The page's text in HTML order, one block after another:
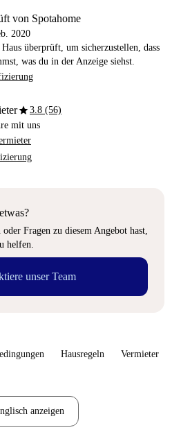
von Spotahome
2020
überprüft, um sicherzustellen, dass
was du in der Anzeige siehst.
star3.8 (56)
mit uns
Fragen zu diesem Angebot hast,
helfen.
unser Team
Hausregeln Vermieter
anzeigen